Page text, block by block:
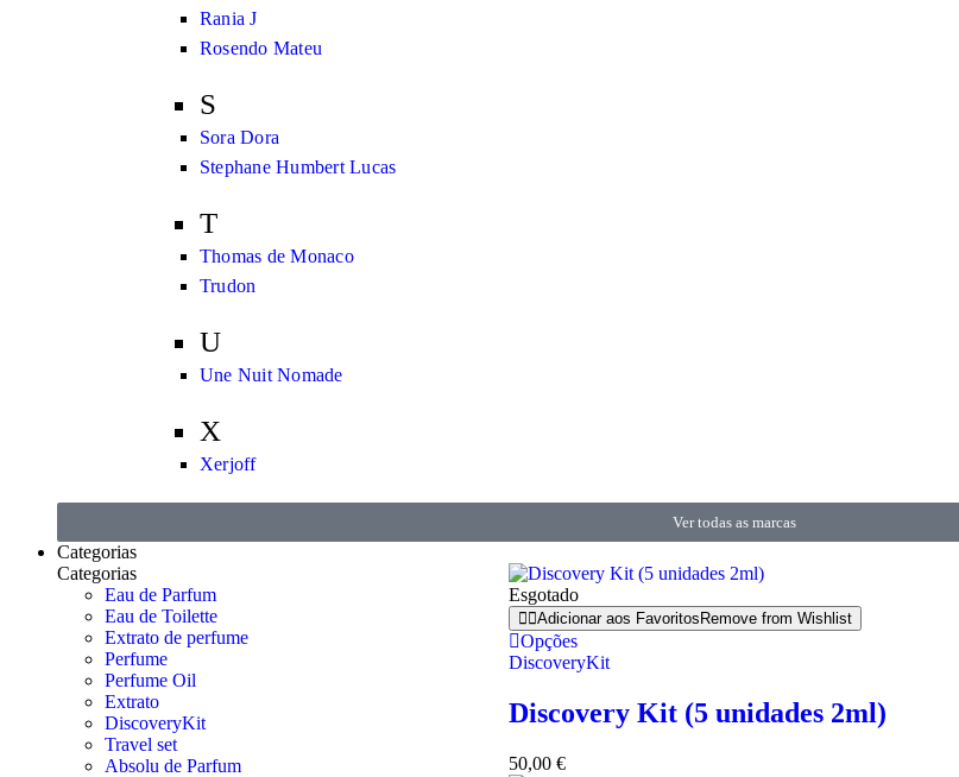
Rania J
Rosendo Mateu
S
Sora Dora
Stephane Humbert Lucas
T
Thomas de Monaco
Trudon
U
Une Nuit Nomade
X
Xerjoff
Ver todas as marcas
Categorias
Categorias
Eau de Parfum
Eau de Toilette
Extrato de perfume
Perfume
Perfume Oil
Extrato
DiscoveryKit
Travel set
Absolu de Parfum
Esgotado
Adicionar aos Favoritos Remove from Wishlist
Opções
DiscoveryKit
Discovery Kit (5 unidades 2ml)
50,00 €